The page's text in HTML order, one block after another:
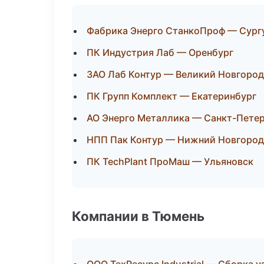
Фабрика Энерго СтанкоПроф —
ПК Индустрия Лаб — Оренбург
ЗАО Лаб Контур — Великий Новгород
ПК Групп Комплект — Екатеринбург
АО Энерго Металлика — Санкт-
НПП Пак Контур — Нижний Новгород
ПК TechPlant ПроМаш — Ульяновск
Компании в Тюмень